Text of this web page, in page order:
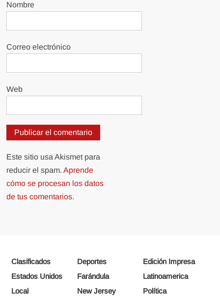
Nombre
Correo electrónico
Web
Este sitio usa Akismet para
reducir el spam.Aprende
cómo se procesan los datos
de tus comentarios.
Clasificados Deportes
Edición Impresa
Estados Unidos
Farándula
Latinoamerica
Local
New Jersey Política